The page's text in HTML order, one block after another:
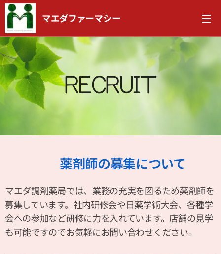
マエダファーマシー
RECRUIT
薬剤師の募集について
マエダ調剤薬局では、業務の充実を図るため薬剤師を
募集しています。社内研修会や日薬学術大会、各種学
会への参加など研修に力を入れています。店舗の見学
も可能ですのでお気軽にお問い合わせください。